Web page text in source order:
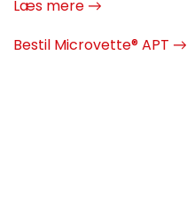
Læs mere →
Bestil Microvette® APT →